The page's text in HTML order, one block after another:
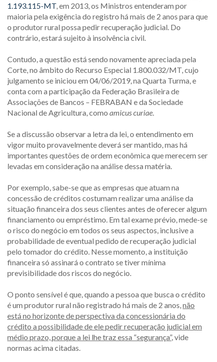
1.193.115-MT, em 2013, os Ministros entenderam por
maioria pela exigência do registro há mais de 2 anos para que
o produtor rural possa pedir recuperação judicial. Do
contrário, estará sujeito à insolvência civil.
Contudo, a questão está sendo novamente apreciada pela
Corte, no âmbito do Recurso Especial 1.800.032/MT, cujo
julgamento se iniciou em 04/06/2019, na Quarta Turma, e
conta com a participação da Federação Brasileira de
Associações de Bancos – FEBRABAN e da Sociedade
Nacional de Agricultura, como amicus curiae.
Se a discussão observar a letra da lei, o entendimento em
vigor muito provavelmente deverá ser mantido, mas há
importantes questões de ordem econômica que merecem ser
levadas em consideração na análise dessa matéria.
Por exemplo, sabe-se que as empresas que atuam na
concessão de créditos costumam realizar uma análise da
situação financeira dos seus clientes antes de oferecer algum
financiamento ou empréstimo. Em tal exame prévio, mede-se
o risco do negócio em todos os seus aspectos, inclusive a
probabilidade de eventual pedido de recuperação judicial
pelo tomador do crédito. Nesse momento, a instituição
financeira só assinará o contrato se tiver mínima
previsibilidade dos riscos do negócio.
O ponto sensível é que, quando a pessoa que busca o crédito
é um produtor rural não registrado há mais de 2 anos,não
está no horizonte de perspectiva da concessionária do
crédito a possibilidade de ele pedir recuperação judicial em
médio prazo, porque a lei lhe traz essa “segurança”, vide
normas acima citadas.